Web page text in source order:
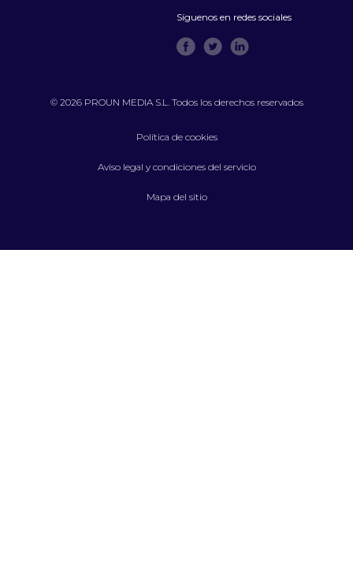
Síguenos en redes sociales
© 2026 PROUN MEDIA S.L. Todos los derechos reservados
Política de cookies
Aviso legal y condiciones del servicio
Mapa del sitio